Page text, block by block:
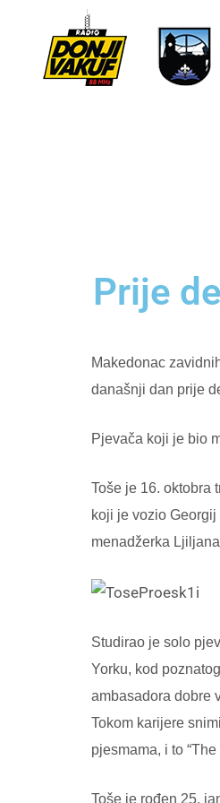
Prije
Makedonac
današnji dan prije
Pjevača koji je bio
Toše je 16. oktobra
koji je vozio
menadžerka
Studirao je solo
Yorku, kod
ambasadora dobre
Tokom karijere
pjesmama, i to
Toše je rođen 25.